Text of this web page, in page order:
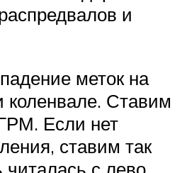
и
меток на
коленвале. Ставим
Если нет
ставим так